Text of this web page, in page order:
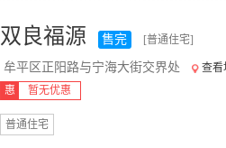
双良福源 售完 [普通住宅]
牟平区正阳路与宁海大街交界处
查看
惠
暂无优惠
普通住宅